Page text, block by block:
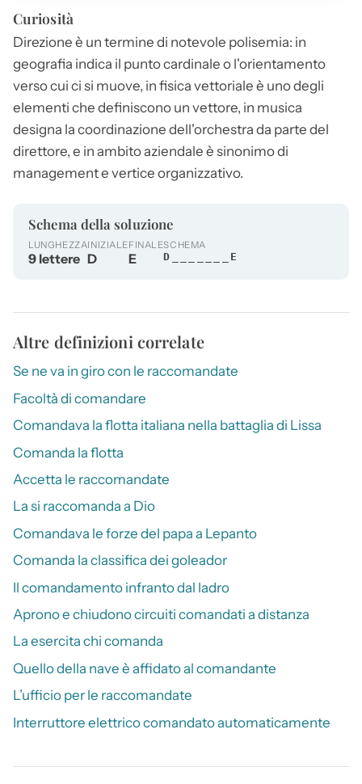
Curiosità
Direzione è un termine di notevole polisemia: in
geografia indica il punto cardinale o l'orientamento
verso cui ci si muove, in fisica vettoriale è uno degli
elementi che definiscono un vettore, in musica
designa la coordinazione dell'orchestra da parte del
direttore, e in ambito aziendale è sinonimo di
management e vertice organizzativo.
Schema della soluzione
LUNGHEZZA
9 lettere
INIZIALE
D
FINALE
E
SCHEMA
D_______E
Altre definizioni correlate
Se ne va in giro con le raccomandate
Facoltà di comandare
Comandava la flotta italiana nella battaglia di Lissa
Comanda la flotta
Accetta le raccomandate
La si raccomanda a Dio
Comandava le forze del papa a Lepanto
Comanda la classifica dei goleador
Il comandamento infranto dal ladro
Aprono e chiudono circuiti comandati a distanza
La esercita chi comanda
Quello della nave è affidato al comandante
L’ufficio per le raccomandate
Interruttore elettrico comandato automaticamente